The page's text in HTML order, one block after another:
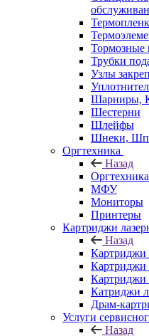
Тормозные
Трубки
Узлы
Шарниры,
Шестерни
Шлейфы
Шнеки,
Оргтехника
Назад
Оргтехника
МФУ
Мониторы
Принтеры
Картриджи
Назад
Картриджи
Картриджи
Картриджи
Катриджи
Драм-
Услуги
Назад